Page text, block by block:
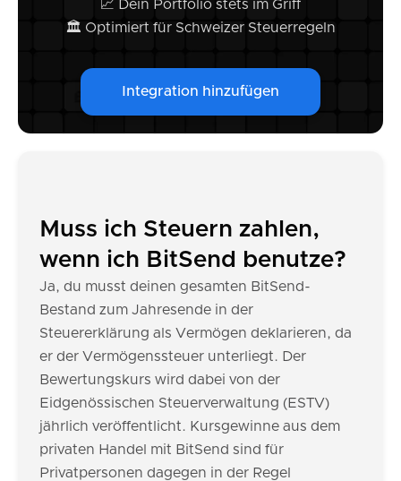
📈 Dein Portfolio stets im Griff
🏛️ Optimiert für Schweizer Steuerregeln
Integration hinzufügen
Muss ich Steuern zahlen,
wenn ich BitSend benutze?
Ja, du musst deinen gesamten BitSend-
Bestand zum Jahresende in der
Steuererklärung als Vermögen deklarieren, da
er der Vermögenssteuer unterliegt. Der
Bewertungskurs wird dabei von der
Eidgenössischen Steuerverwaltung (ESTV)
jährlich veröffentlicht. Kursgewinne aus dem
privaten Handel mit BitSend sind für
Privatpersonen dagegen in der Regel